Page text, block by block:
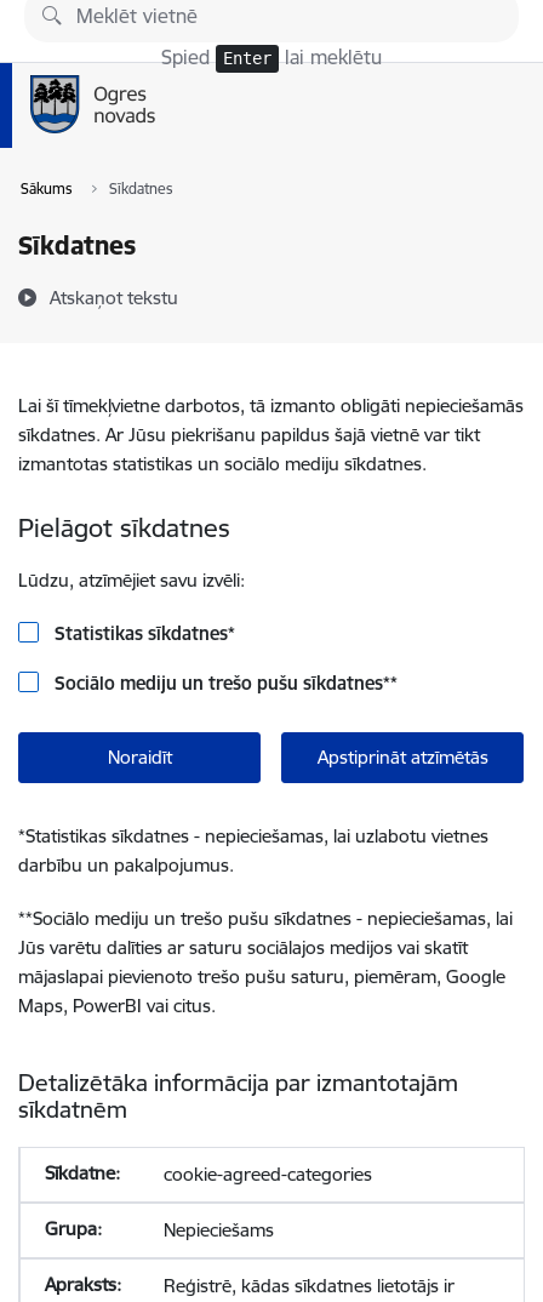
Pāriet uz lapas saturu
Spied Enter lai meklētu
Sākums Sīkdatnes
Sīkdatnes
Atskaņot tekstu
Lai šī tīmekļvietne darbotos, tā izmanto obligāti nepieciešamās
sīkdatnes. Ar Jūsu piekrišanu papildus šajā vietnē var tikt
izmantotas statistikas un sociālo mediju sīkdatnes.
Pielāgot sīkdatnes
Lūdzu, atzīmējiet savu izvēli:
Statistikas sīkdatnes*
Sociālo mediju un trešo pušu sīkdatnes**
Noraidīt Apstiprināt atzīmētās
*Statistikas sīkdatnes - nepieciešamas, lai uzlabotu vietnes
darbību un pakalpojumus.
**Sociālo mediju un trešo pušu sīkdatnes - nepieciešamas, lai
Jūs varētu dalīties ar saturu sociālajos medijos vai skatīt
mājaslapai pievienoto trešo pušu saturu, piemēram, Google
Maps, PowerBI vai citus.
Detalizētāka informācija par izmantotajām
sīkdatnēm
cookie-agreed-categories
Nepieciešams
Reģistrē, kādas sīkdatnes lietotājs ir